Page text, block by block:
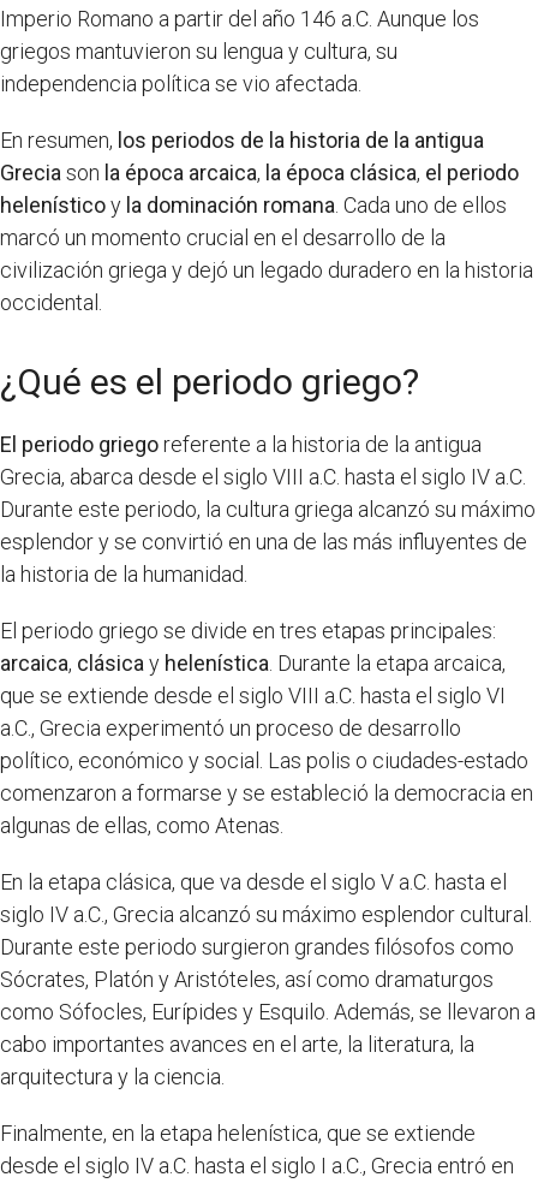
Imperio Romano a partir del año 146 a.C. Aunque los
griegos mantuvieron su lengua y cultura, su
independencia política se vio afectada.
En resumen, los periodos de la historia de la antigua
Grecia son la época arcaica, la época clásica, el periodo
helenísticoy la dominación romana . Cada uno de ellos
marcó un momento crucial en el desarrollo de la
civilización griega y dejó un legado duradero en la historia
occidental.
¿Qué es el periodo griego?
El periodo griegoreferente a la historia de la antigua
Grecia, abarca desde el siglo VIII a.C. hasta el siglo IV a.C.
Durante este periodo, la cultura griega alcanzó su máximo
esplendor y se convirtió en una de las más influyentes de
la historia de la humanidad.
El periodo griego se divide en tres etapas principales:
arcaica, clásica y helenística . Durante la etapa arcaica,
que se extiende desde el siglo VIII a.C. hasta el siglo VI
a.C., Grecia experimentó un proceso de desarrollo
político, económico y social. Las polis o ciudades-estado
comenzaron a formarse y se estableció la democracia en
algunas de ellas, como Atenas.
En la etapa clásica, que va desde el siglo V a.C. hasta el
siglo IV a.C., Grecia alcanzó su máximo esplendor cultural.
Durante este periodo surgieron grandes filósofos como
Sócrates, Platón y Aristóteles, así como dramaturgos
como Sófocles, Eurípides y Esquilo. Además, se llevaron a
cabo importantes avances en el arte, la literatura, la
arquitectura y la ciencia.
Finalmente, en la etapa helenística, que se extiende
desde el siglo IV a.C. hasta el siglo I a.C., Grecia entró en